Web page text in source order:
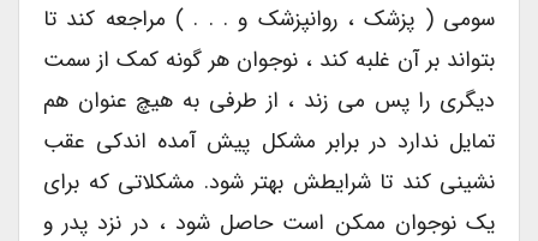
سومی ( پزشک ، روانپزشک و . . . ) مراجعه کند تا
بتواند بر آن غلبه کند ، نوجوان هر گونه کمک از سمت
دیگری را پس می زند ، از طرفی به هیچ عنوان هم
تمایل ندارد در برابر مشکل پیش آمده اندکی عقب
نشینی کند تا شرایطش بهتر شود. مشکلاتی که برای
یک نوجوان ممکن است حاصل شود ، در نزد پدر و